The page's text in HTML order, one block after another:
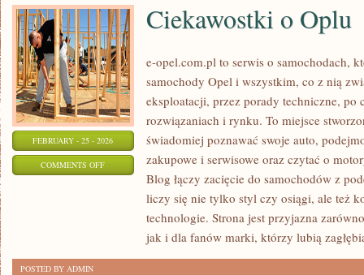
FEBRUARY - 25 - 2026
COMMENTS OFFON
CIEKAWOSTKI
Ciekawostki o Oplu
e-opel.com.pl to serwis o samochodach,
samochody Opel i wszystkim, co z nią
eksploatacji, przez porady techniczne, po
rozwiązaniach i rynku. To miejsce
świadomiej poznawać swoje auto,
zakupowe i serwisowe oraz czytać o
Blog łączy zacięcie do samochodów z
liczy się nie tylko styl czy osiągi, ale też
technologie. Strona jest przyjazna
jak i dla fanów marki, którzy lubią
POSTED BY ADMIN